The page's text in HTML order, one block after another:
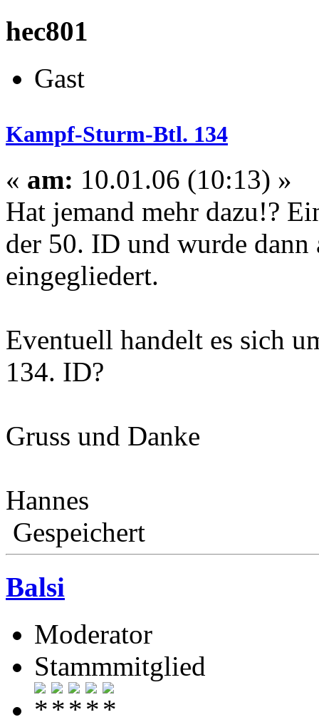
hec801
Gast
Kampf-Sturm-Btl. 134
« am: 10.01.06 (10:13) »
Hat jemand mehr dazu!?
der 50. ID und wurde
eingegliedert.
Eventuell handelt es sich
134. ID?
Gruss und Danke
Hannes
Gespeichert
Balsi
Moderator
Stammmitglied